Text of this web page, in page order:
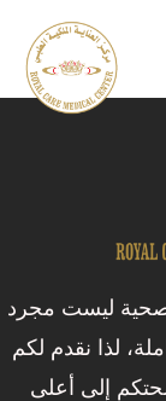
ليست مجرد
لذا نقدم لكم
إلى أعلى